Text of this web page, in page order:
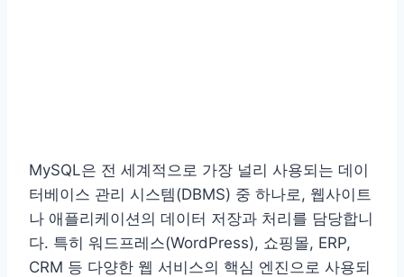
MySQL은 전 세계적으로 가장 널리 사용되는 데이
터베이스 관리 시스템(DBMS) 중 하나로, 웹사이트
나 애플리케이션의 데이터 저장과 처리를 담당합니
다. 특히 워드프레스(WordPress), 쇼핑몰, ERP,
CRM 등 다양한 웹 서비스의 핵심 엔진으로 사용되